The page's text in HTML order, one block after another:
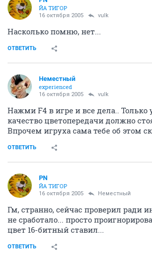
ЙА ТИГОР
16 октября 2005 vulk
Насколько помню, нет...
ОТВЕТИТЬ
Неместный
experienced
16 октября 2005 vulk
Нажми F4 в игре и все дела.. Только
качество цветопередачи должно
Впрочем игруха сама тебе об этом
ОТВЕТИТЬ
PN
ЙА ТИГОР
16 октября 2005 Неместный
Гм, странно, сейчас проверил ради
не сработало... просто
цвет 16-битный ставил...
ОТВЕТИТЬ